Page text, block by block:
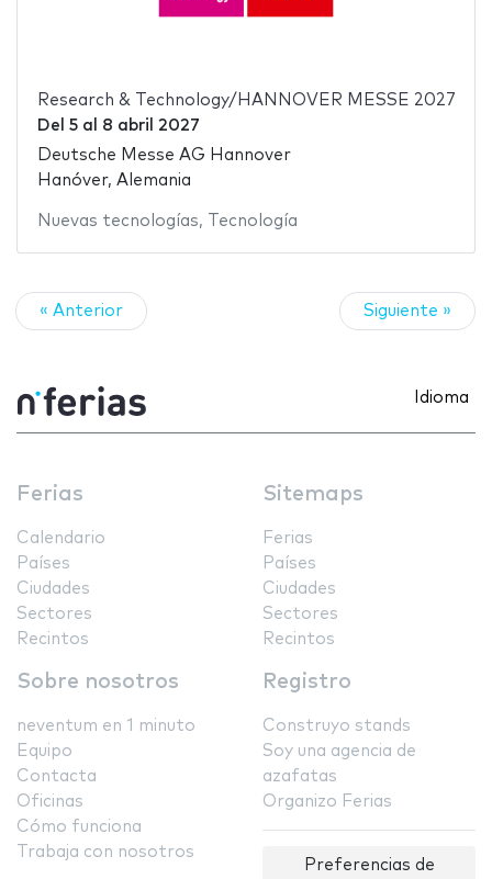
Research & Technology/HANNOVER MESSE 2027
Del 5al 8 abril 2027
Deutsche Messe AG Hannover
Hanóver, Alemania
Nuevas tecnologías, Tecnología
« Anterior Siguiente »
Idioma
Ferias
Calendario
Países
Ciudades
Sectores
Recintos
Sitemaps
Ferias
Países
Ciudades
Sectores
Recintos
Sobre nosotros
neventum en 1 minuto
Equipo
Contacta
Oficinas
Cómo funciona
Trabaja con nosotros
Registro
Construyo stands
Soy una agencia de
azafatas
Organizo Ferias
Preferencias de